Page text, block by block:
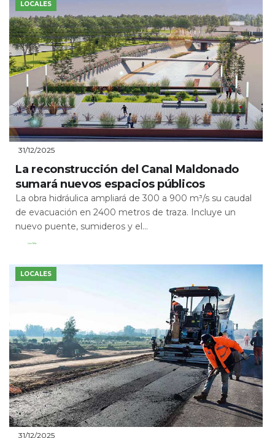
LOCALES
31/12/2025
La reconstrucción del Canal Maldonado
sumará nuevos espacios públicos
La obra hidráulica ampliará de 300 a 900 m³/s su caudal
de evacuación en 2400 metros de traza. Incluye un
nuevo puente, sumideros y el...
Leer Más
LOCALES
31/12/2025